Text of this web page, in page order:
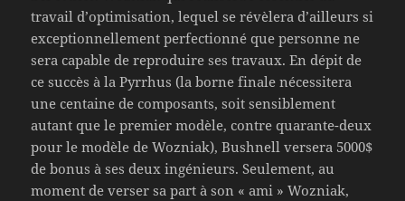
travail d’optimisation, lequel se révèlera d’ailleurs si
exceptionnellement perfectionné que personne ne
sera capable de reproduire ses travaux. En dépit de
ce succès à la Pyrrhus (la borne finale nécessitera
une centaine de composants, soit sensiblement
autant que le premier modèle, contre quarante-deux
pour le modèle de Wozniak), Bushnell versera 5000$
de bonus à ses deux ingénieurs. Seulement, au
moment de verser sa part à son « ami » Wozniak,